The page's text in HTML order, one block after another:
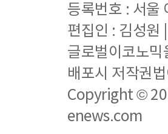
등록번호 : 서울
편집인 : 김성원
글로벌이코노믹
배포시 저작권
Copyright ©
enews.com